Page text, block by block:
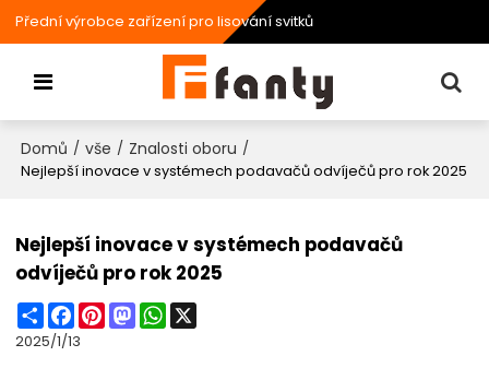
Přední výrobce zařízení pro lisování svitků
Domů / vše / Znalosti oboru /
Nejlepší inovace v systémech podavačů odvíječů pro rok 2025
Nejlepší inovace v systémech podavačů
odvíječů pro rok 2025
ShareFacebook
PinterestMastodonWhatsApp
2025/1/13